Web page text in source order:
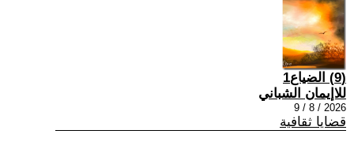
(9) الضياع1
للاإيمان الشباني
2026 / 8 / 9
قضايا ثقافية